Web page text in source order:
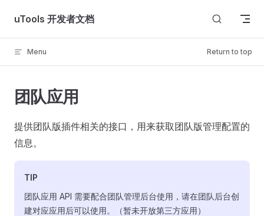
Skip to content
uTools 开发者文档
Menu Return to top
团队应用
提供团队版插件相关的接口，用来获取团队版管理配置的
信息。
TIP
团队应用 API 需要配合团队管理后台使用，请在团队后台创
建对应应用后可以使用。（暂未开放第三方应用）